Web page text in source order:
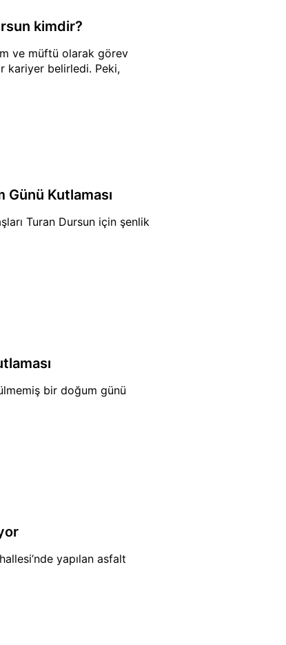
kimdir?
ve müftü olarak görev
kariyer belirledi. Peki,
Kutlaması
Turan Dursun için şenlik
bir doğum günü
yapılan asfalt